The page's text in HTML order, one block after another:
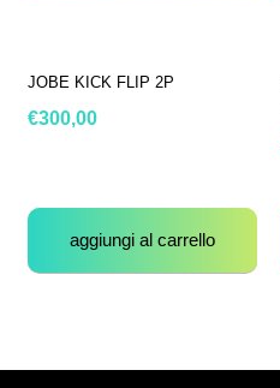
JOBE KICK FLIP 2P
€300,00
aggiungi al carrello